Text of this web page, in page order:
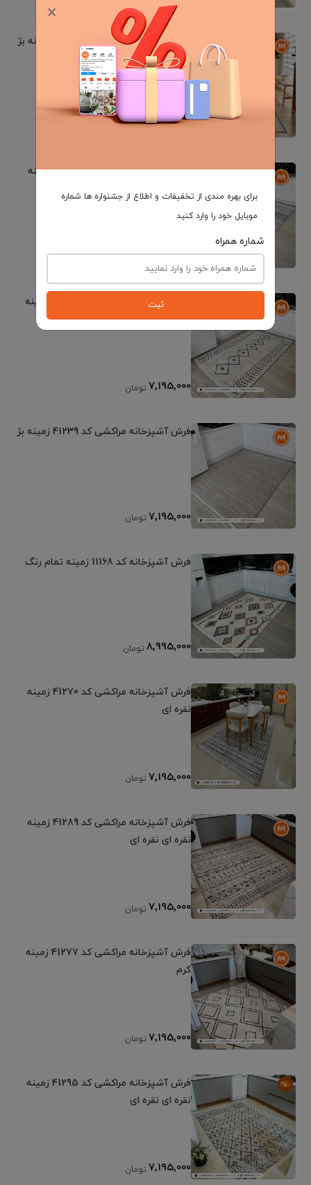
فرش آشپزخانه مراکشی کد 41306 زمینه بژ
7٬195٬000
فرش آشپزخانه مراکشی کد 41292 زمینه
7٬195٬000
فرش آشپزخانه مراکشی کد 41325 زمینه
کرم
7٬195٬000
فرش آشپزخانه مراکشی کد 41239 زمینه بژ
7٬195٬000
فرش آشپزخانه کد 11168 زمینه تمام رنگ
8٬995٬000
فرش آشپزخانه مراکشی کد 41270 زمینه
نقره ای
7٬195٬000
فرش آشپزخانه مراکشی کد 41289 زمینه
نقره ای نقره ای
7٬195٬000
فرش آشپزخانه مراکشی کد 41277 زمینه
کرم
7٬195٬000
فرش آشپزخانه مراکشی کد 41295 زمینه
نقره ای نقره ای
7٬195٬000
×
برای بهره مندی از تخفیفات و اطلاع از جشنواره ها شماره
موبایل خود را وارد کنید
شماره همراه
ثبت